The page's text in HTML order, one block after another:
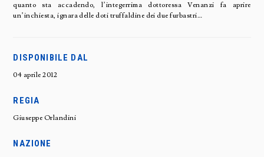
quanto sta accadendo, l’integerrima dottoressa Venanzi fa aprire
un’inchiesta, ignara delle doti truffaldine dei due furbastri…
DISPONIBILE DAL
04 aprile 2012
REGIA
Giuseppe Orlandini
NAZIONE